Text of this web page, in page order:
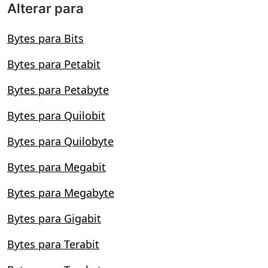
Alterar para
Bytes para Bits
Bytes para Petabit
Bytes para Petabyte
Bytes para Quilobit
Bytes para Quilobyte
Bytes para Megabit
Bytes para Megabyte
Bytes para Gigabit
Bytes para Terabit